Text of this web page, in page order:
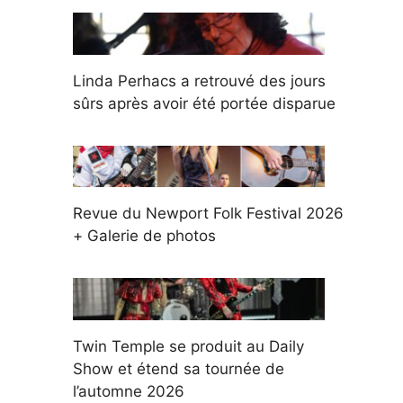
Linda Perhacs a retrouvé des jours
sûrs après avoir été portée disparue
Revue du Newport Folk Festival 2026
+ Galerie de photos
Twin Temple se produit au Daily
Show et étend sa tournée de
l’automne 2026